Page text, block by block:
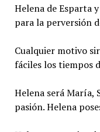
Helena de Esparta
para la perversión
Cualquier motivo
fáciles los tiempos
Helena será María,
pasión. Helena